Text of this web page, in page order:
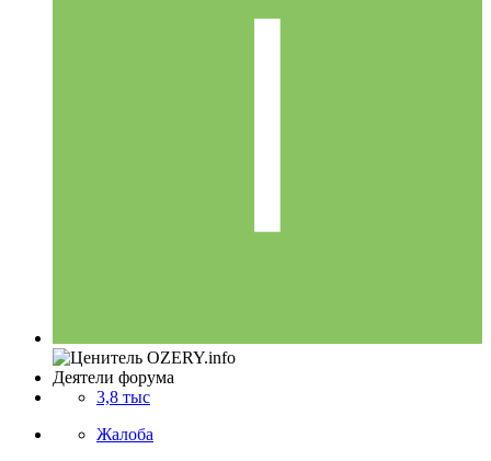
Деятели форума
3,8 тыс
Жалоба